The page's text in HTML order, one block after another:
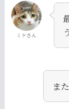
ミケさん
ま